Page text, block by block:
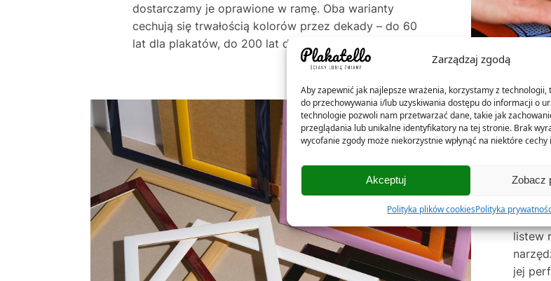
Zarządzaj zgodą
Aby zapewnić jak najlepsze wrażenia, korzystamy z technologii,
do przechowywania i/lub uzyskiwania dostępu do informacji o
technologie pozwoli nam przetwarzać dane, takie jak
przeglądania lub unikalne identyfikatory na tej stronie. Brak
wycofanie zgody może niekorzystnie wpłynąć na niektóre cechy
Akceptuj Zobacz
Polityka plików cookiesPolityka
dostarczamy je oprawione w ramę. Oba warianty
cechują się trwałością kolorów przez dekady – do 60
lat dla plakatów, do 200 lat dla płócien.
W
listew
jej